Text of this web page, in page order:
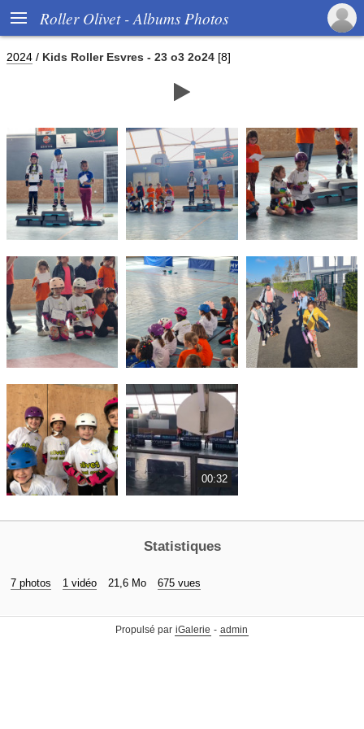
 Roller Olivet - Albums Photos
2024 / Kids Roller Esvres - 23 o3 2o24 [8]

00:32
Statistiques
7 photos 1 vidéo 21,6 Mo 675 vues
Propulsé par iGalerie - admin